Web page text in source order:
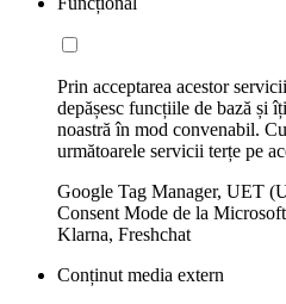
Prin acceptarea acestor
depășesc funcțiile de bază și
noastră în mod convenabil.
următoarele servicii terțe pe
Google Tag Manager, UET
Consent Mode de la
Klarna, Freshchat
Conținut media extern